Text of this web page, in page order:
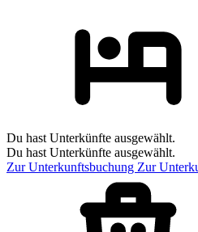
Du hast Unterkünfte ausgewählt.
Du hast Unterkünfte ausgewählt.
Zur Unterkunftsbuchung Zur